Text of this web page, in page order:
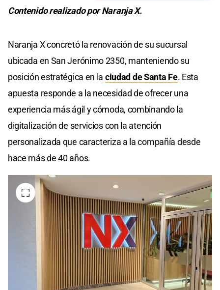
Contenido realizado por Naranja X.
Naranja X concretó la renovación de su sucursal
ubicada en San Jerónimo 2350, manteniendo su
posición estratégica en la ciudad de Santa Fe. Esta
apuesta responde a la necesidad de ofrecer una
experiencia más ágil y cómoda, combinando la
digitalización de servicios con la atención
personalizada que caracteriza a la compañía desde
hace más de 40 años.